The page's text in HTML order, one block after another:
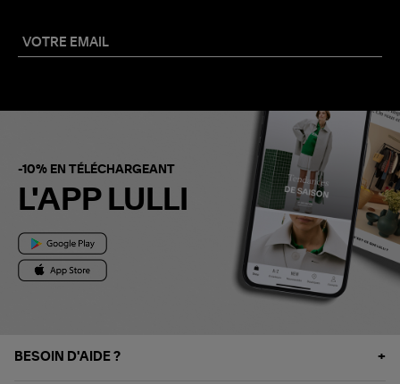
-10% EN TÉLÉCHARGEANT
L'APP LULLI
BESOIN D'AIDE ?